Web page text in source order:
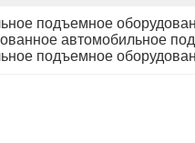
подъемное
автомобильное
подъемное